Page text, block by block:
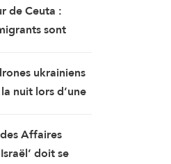
de Ceuta :
sont
la frontière.
ukrainiens
nuit lors d’une
Affaires
doit se